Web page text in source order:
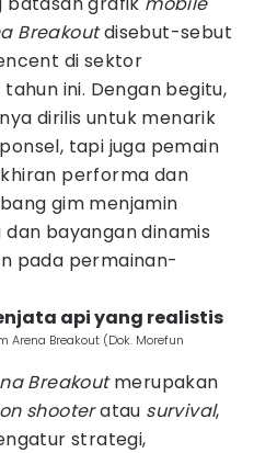
Breakoutdisebut-sebut
di sektor
ini. Dengan begitu,
dirilis untuk menarik
tapi juga pemain
performa dan
gim menjamin
bayangan dinamis
pada permainan-
api yang realistis
Breakout (Dok. Morefun
Breakoutmerupakan
shooteratau survival,
strategi,